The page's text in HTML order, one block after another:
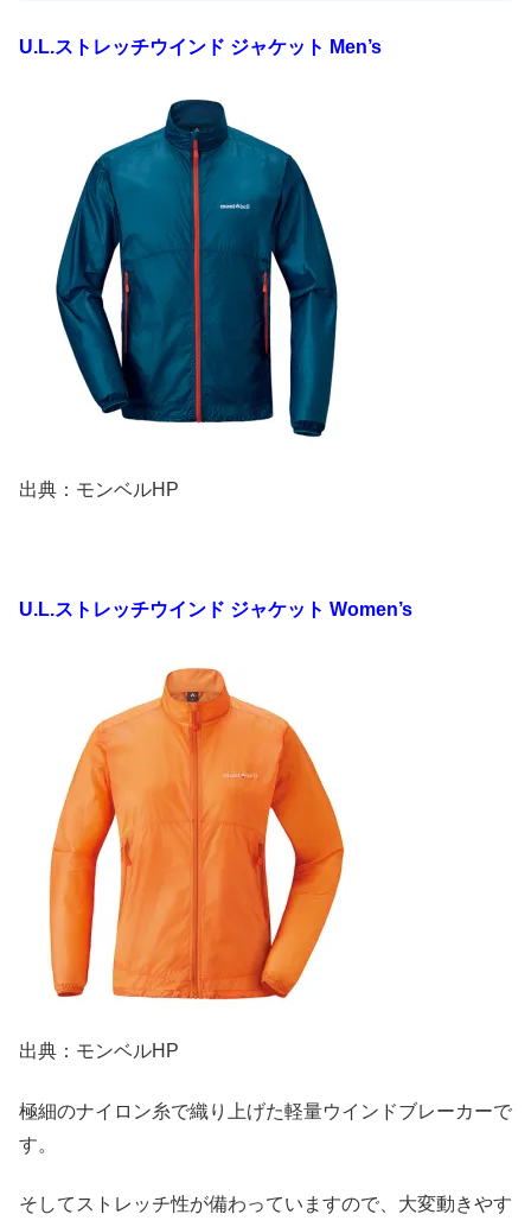
U.L.ストレッチウインド ジャケット Men’s
出典：モンベルHP
U.L.ストレッチウインド ジャケット Women’s
出典：モンベルHP
極細のナイロン糸で織り上げた軽量ウインドブレーカーで
す。
そしてストレッチ性が備わっていますので、大変動きやす